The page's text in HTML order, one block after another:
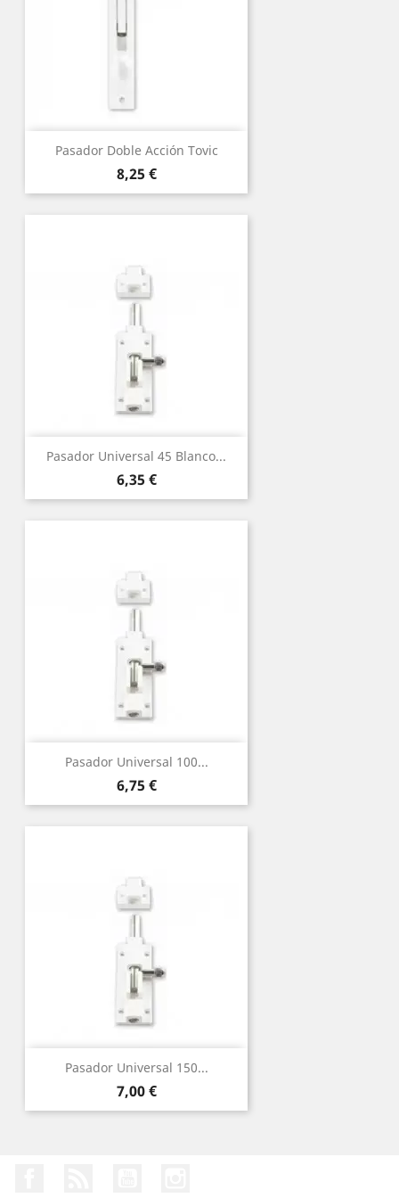
Pasador Doble Acción Tovic
Precio
8,25 €
Pasador Universal 45 Blanco...
Precio
6,35 €
Pasador Universal 100...
Precio
6,75 €
Pasador Universal 150...
Precio
7,00 €